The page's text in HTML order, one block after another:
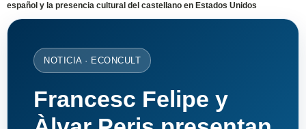
español y la presencia cultural del castellano en Estados Unidos
NOTICIA · ECONCULT
Francesc Felipe y